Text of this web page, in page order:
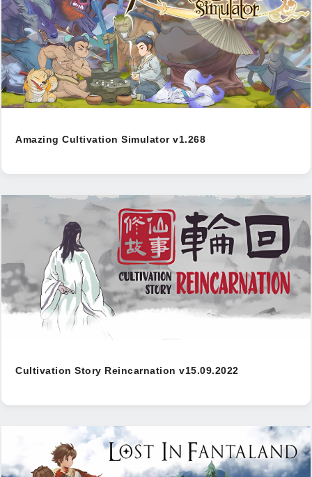
Amazing Cultivation Simulator v1.268
Cultivation Story Reincarnation v15.09.2022